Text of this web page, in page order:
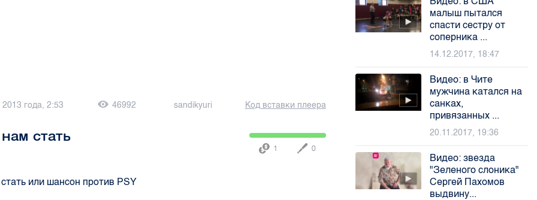
года, 2:53 46992 sandikyuri Код вставки плеера
стать
1 0
или шансон против PSY
малыш пытался
спасти сестру от
соперника ...
14.12.2017, 18:47
Видео: в Чите
мужчина катался на
санках,
привязанных ...
20.11.2017, 19:36
Видео: звезда
"Зеленого слоника"
Сергей Пахомов
выдвину...